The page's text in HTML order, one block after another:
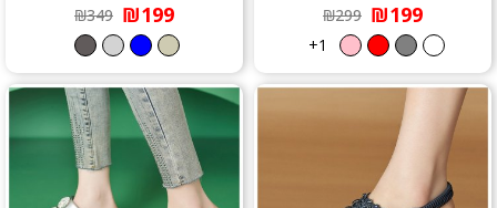
₪199
₪299
1+
₪199
₪349